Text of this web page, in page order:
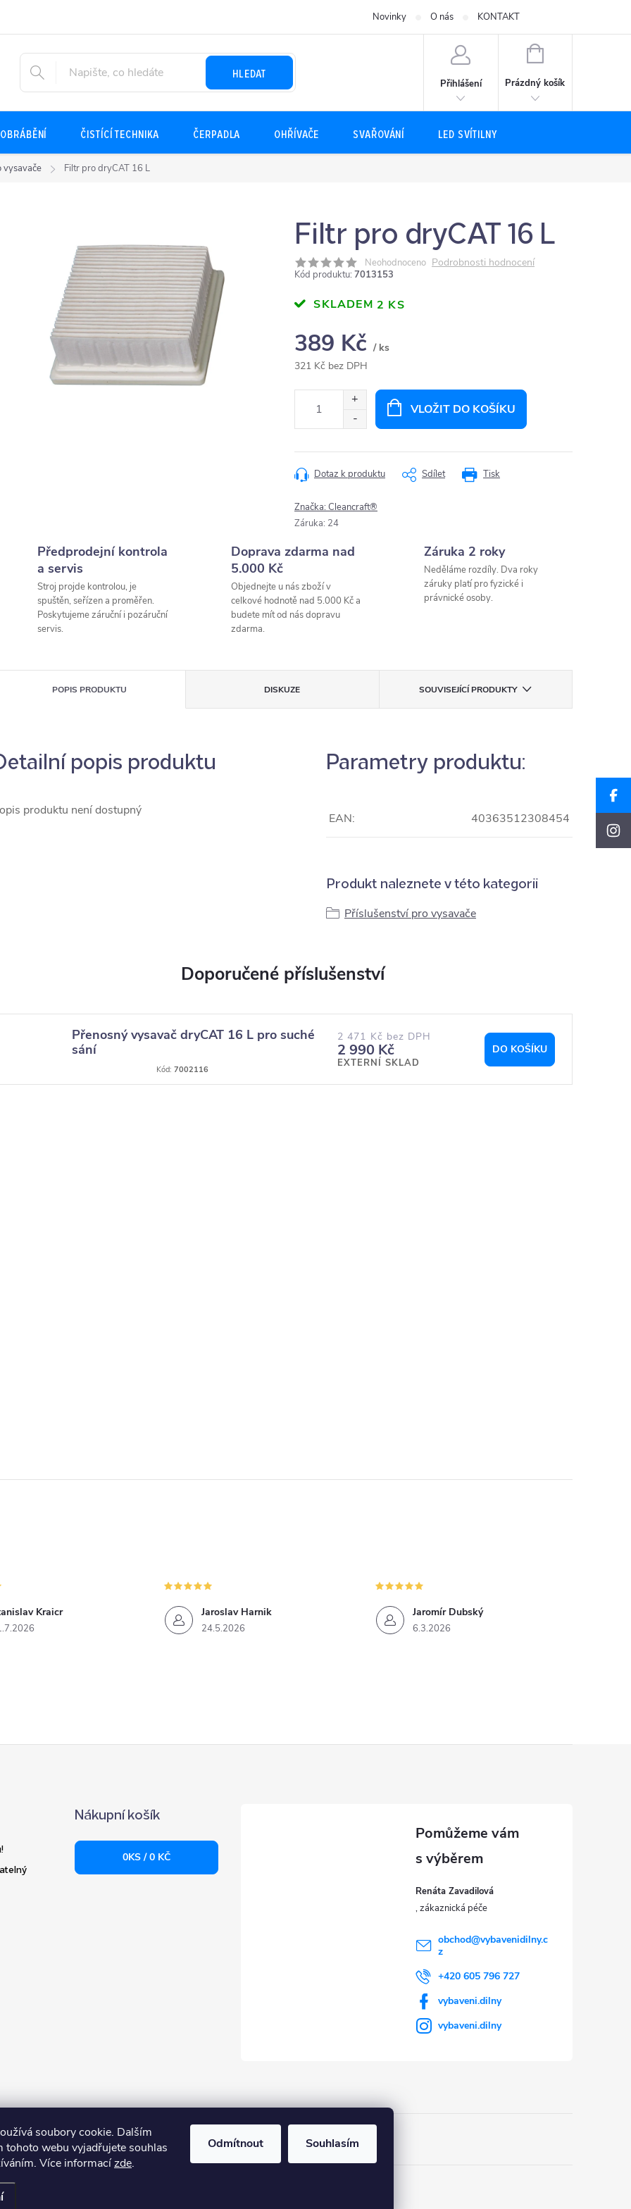
soubory cookie. Dalším
tohoto webu vyjadřujete souhlas
Více informacízde.
Odmítnout Souhlasím
Novinky O nás KONTAKT
HLEDAT
Přihlášení
NÁKUPNÍ
Prázdný košík
ČISTÍCÍ TECHNIKA ČERPADLA OHŘÍVAČE SVAŘOVÁNÍ LED SVÍTILNY
vysavače Filtr pro dryCAT 16 L
Filtr pro dryCAT 16 L
Neohodnoceno Podrobnosti hodnocení
Kód produktu: 7013153
SKLADEM 2 KS
389 Kč / ks
321 Kč bez DPH
VLOŽIT DO KOŠÍKU
Tisk
Dotaz k produktu Sdílet
Značka:Cleancraft®
Záruka: 24
Předprodejní kontrola
a servis
Stroj projde kontrolou, je
spuštěn, seřízen a proměřen.
Poskytujeme záruční i pozáruční
servis.
Doprava zdarma nad
5.000 Kč
Objednejte u nás zboží v
celkové hodnotě nad 5.000 Kč a
budete mít od nás dopravu
zdarma.
Záruka 2 roky
Neděláme rozdíly. Dva roky
záruky platí pro fyzické i
právnické osoby.
POPIS PRODUKTU DISKUZE SOUVISEJÍCÍ PRODUKTY
popis produktu
produktu není dostupný
Parametry produktu:
EAN: 40363512308454
Produkt naleznete v této kategorii
Příslušenství pro vysavače
Přenosný vysavač dryCAT 16 L pro suché
sání
2 471 Kč bez DPH
2 990 Kč
EXTERNÍ SKLAD
DO KOŠÍKU
Kód: 7002116
Kraicr Jaroslav Harnik
24.5.2026
Jaromír Dubský
6.3.2026
Nákupní košík
0KS /0 KČ
Renáta Zavadilová
obchod@vybavenidilny.c
z
+420 605 796 727
vybaveni.dilny
vybaveni.dilny